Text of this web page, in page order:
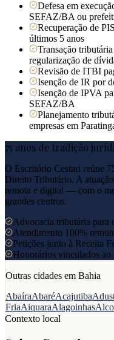
Defesa em
SEFAZ/BA ou
Recuperação de
últimos 5 anos
Transação
regularização de
Revisão de ITBI
Isenção de IR por
Isenção de IPVA
SEFAZ/BA
Planejamento
empresas em
75 anos de tradição
O Escritório Cestari reúne
Direito Tributário. A
remota e digital — com o
grandes centros.
Advocacia tributária para
Atendimento 100%
Petições junto à Receita
Honorários vinculados ao
Outras cidades em Bahia
AbaíraAbaréAcajutiba
FriaAiquaraAlagoinhas
Contexto local